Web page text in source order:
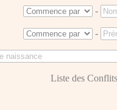
-
-
Liste des